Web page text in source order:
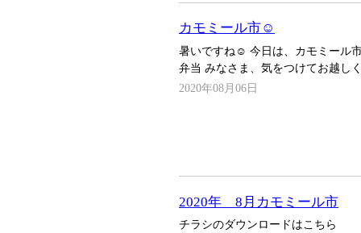
カモミール市☺️
暑いですね☺️ 今日は、カモミール
弁当 みなさま、気をつけてお越し
2020年08月06日
2020年 8月カモミール市
チラシのダウンロードはこちら